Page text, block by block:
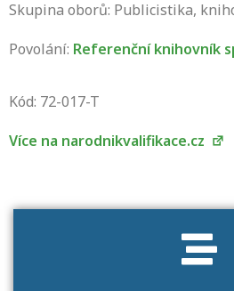
Skupina oborů: Publicistika,
Povolání: Referenční knihovník
Kód: 72-017-T
Více na narodnikvalifikace.cz
Víte, jaké dovednosti